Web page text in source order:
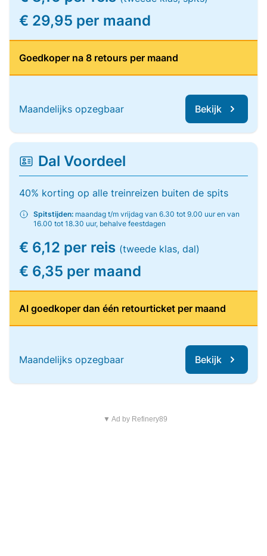
€ 29,95 per maand
Goedkoper na 8 retours per maand
Maandelijks opzegbaar Bekijk
Dal Voordeel
40% korting op alle treinreizen buiten de spits
Spitstijden: maandag t/m vrijdag van 6.30 tot 9.00 uur en van
16.00 tot 18.30 uur, behalve feestdagen
€ 6,12 per reis (tweede klas, dal)
€ 6,35 per maand
Al goedkoper dan één retourticket per maand
Maandelijks opzegbaar Bekijk
▼ Ad by Refinery89